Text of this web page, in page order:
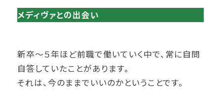
メディヴァとの出会い
新卒～５年ほど前職で働いていく中で、常に自問
自答していたことがあります。
それは、今のままでいいのかということです。